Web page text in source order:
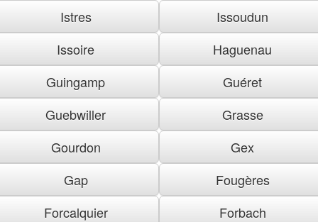
Istres
Issoudun
Issoire
Haguenau
Guingamp
Guéret
Guebwiller
Grasse
Gourdon
Gex
Gap
Fougères
Forcalquier
Forbach